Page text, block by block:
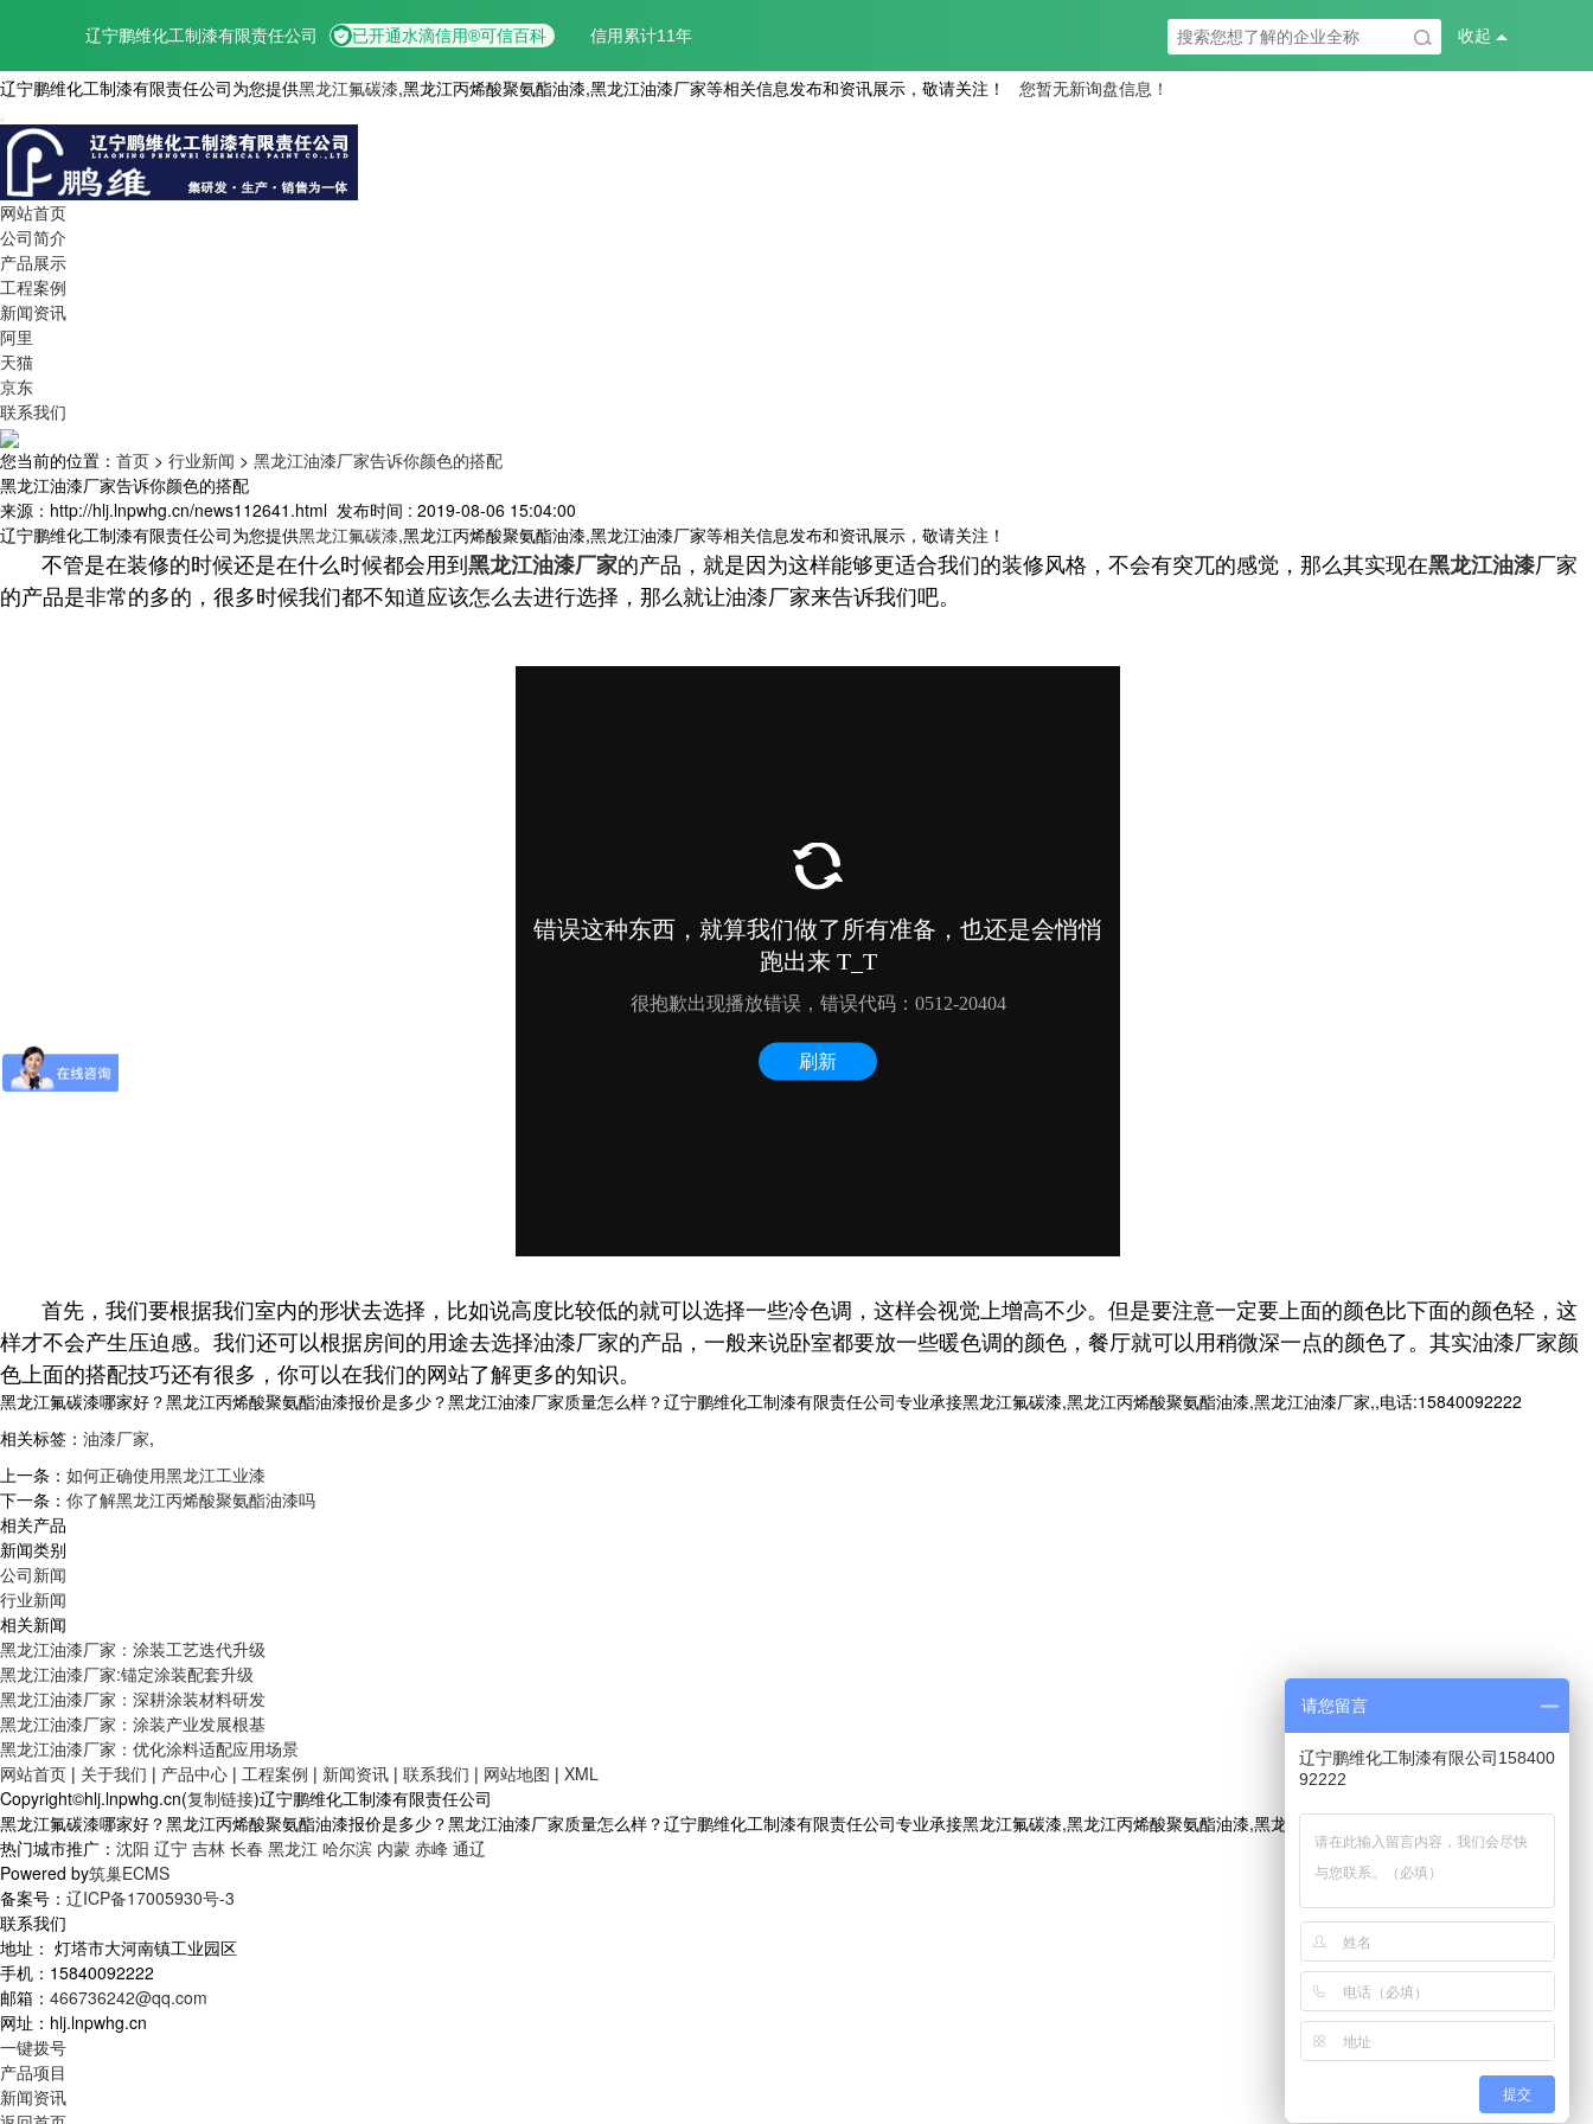
辽宁鹏维化工制漆有限责任公司为您提供黑龙江氟碳漆,黑龙江丙烯酸聚氨酯油漆,黑龙江油漆厂家等相关信息发布和资讯展示，敬请关注！ 您暂无新询盘信息！
网站首页
公司简介
产品展示
工程案例
新闻资讯
阿里
天猫
京东
联系我们
您当前的位置： 首页 > 行业新闻 > 黑龙江油漆厂家告诉你颜色的搭配
黑龙江油漆厂家告诉你颜色的搭配
来源：http://hlj.lnpwhg.cn/news112641.html 发布时间 : 2019-08-06 15:04:00
辽宁鹏维化工制漆有限责任公司为您提供黑龙江氟碳漆,黑龙江丙烯酸聚氨酯油漆,黑龙江油漆厂家等相关信息发布和资讯展示，敬请关注！
不管是在装修的时候还是在什么时候都会用到黑龙江油漆厂家的产品，就是因为这样能够更适合我们的装修风格，不会有突兀的感觉，那么其实现在黑龙江油漆厂家
的产品是非常的多的，很多时候我们都不知道应该怎么去进行选择，那么就让油漆厂家来告诉我们吧。
首先，我们要根据我们室内的形状去选择，比如说高度比较低的就可以选择一些冷色调，这样会视觉上增高不少。但是要注意一定要上面的颜色比下面的颜色轻，这
样才不会产生压迫感。我们还可以根据房间的用途去选择油漆厂家的产品，一般来说卧室都要放一些暖色调的颜色，餐厅就可以用稍微深一点的颜色了。其实油漆厂家颜
色上面的搭配技巧还有很多，你可以在我们的网站了解更多的知识。
黑龙江氟碳漆哪家好？黑龙江丙烯酸聚氨酯油漆报价是多少？黑龙江油漆厂家质量怎么样？辽宁鹏维化工制漆有限责任公司专业承接黑龙江氟碳漆,黑龙江丙烯酸聚氨酯油漆,黑龙江油漆厂家,,电话:15840092222
相关标签： 油漆厂家,
上一条： 如何正确使用黑龙江工业漆
下一条： 你了解黑龙江丙烯酸聚氨酯油漆吗
相关产品
新闻类别
公司新闻
行业新闻
相关新闻
黑龙江油漆厂家：涂装工艺迭代升级
黑龙江油漆厂家:锚定涂装配套升级
黑龙江油漆厂家：深耕涂装材料研发
黑龙江油漆厂家：涂装产业发展根基
黑龙江油漆厂家：优化涂料适配应用场景
网站首页 | 关于我们 | 产品中心 | 工程案例 | 新闻资讯 | 联系我们 | 网站地图 | XML
Copyright©hlj.lnpwhg.cn(复制链接)辽宁鹏维化工制漆有限责任公司
黑龙江氟碳漆哪家好？黑龙江丙烯酸聚氨酯油漆报价是多少？黑龙江油漆厂家质量怎么样？辽宁鹏维化工制漆有限责任公司专业承接黑龙江氟碳漆,黑龙江丙烯酸聚氨酯油漆,黑龙江油漆厂家,电话:15840092222
热门城市推广： 沈阳 辽宁 吉林 长春 黑龙江 哈尔滨 内蒙 赤峰 通辽
Powered by筑巢ECMS
备案号： 辽ICP备17005930号-3
联系我们
地址： 灯塔市大河南镇工业园区
手机：15840092222
邮箱： 466736242@qq.com
网址：hlj.lnpwhg.cn
一键拨号
产品项目
新闻资讯
请您留言
辽宁鹏维化工制漆有限公司158400
92222
提交